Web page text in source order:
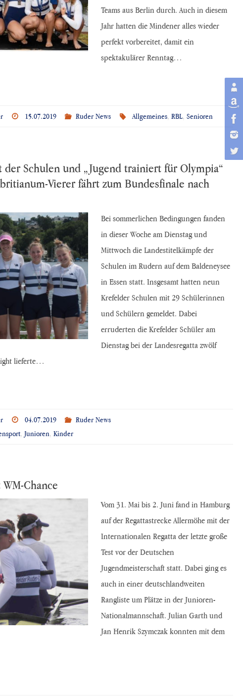
Teams aus Berlin durch. Auch in diesem
Jahr hatten die Mindener alles wieder
perfekt vorbereitet, damit ein
spektakulärer Renntag…
15.07.2019 Ruder News Allgemeines, RBL, Senioren
der Schulen und „Jugend trainiert für Olympia“
Vierer fährt zum Bundesfinale nach
Bei sommerlichen Bedingungen fanden
in dieser Woche am Dienstag und
Mittwoch die Landestitelkämpfe der
Schulen im Rudern auf dem Baldeneysee
in Essen statt. Insgesamt hatten neun
Krefelder Schulen mit 29 Schülerinnen
und Schülern gemeldet. Dabei
erruderten die Krefelder Schüler am
Dienstag bei der Landesregatta zwölf
lieferte…
04.07.2019
Ruder News
, Junioren, Kinder
Chance
Vom 31. Mai bis 2. Juni fand in Hamburg
auf der Regattastrecke Allermöhe mit der
Internationalen Regatta der letzte große
Test vor der Deutschen
Jugendmeisterschaft statt. Dabei ging es
auch in einer deutschlandweiten
Rangliste um Plätze in der Junioren-
Nationalmannschaft. Julian Garth und
Jan Henrik Szymczak konnten mit dem